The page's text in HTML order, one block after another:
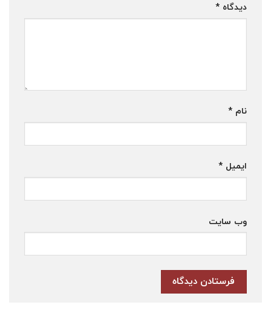
دیدگاه *
نام *
ایمیل *
وب‌ سایت